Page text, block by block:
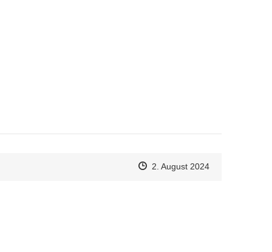
Zeitpunkt des Erstellens
Zeitpunkt des Erstellens
2. August 2024Zur Äußerung